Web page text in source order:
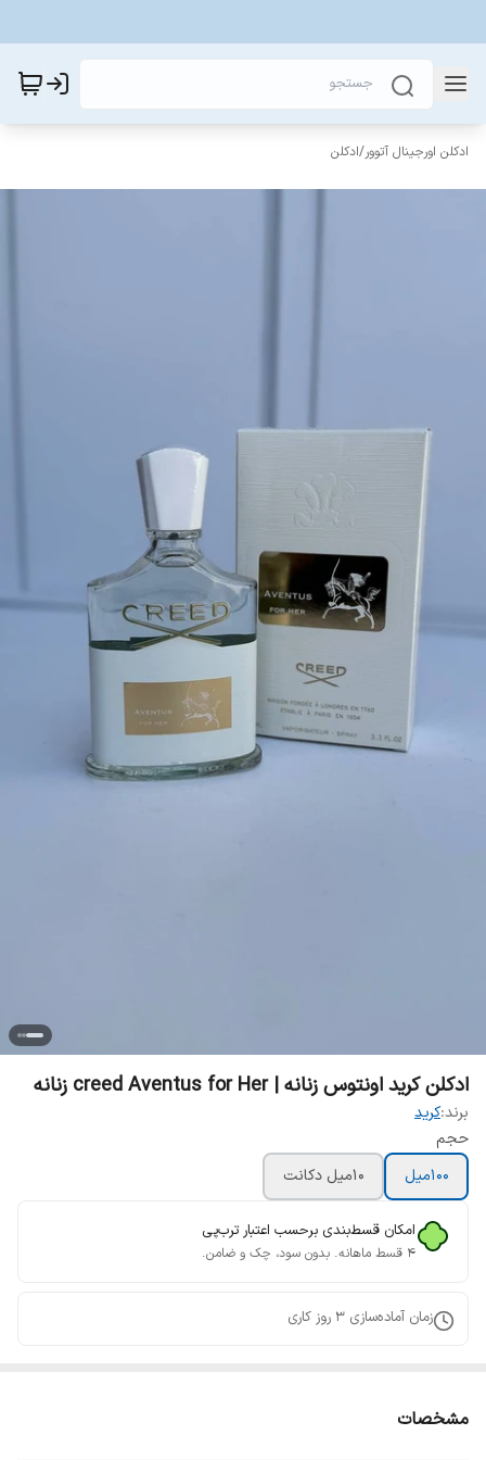
ادکلن اورجینال آتوور/ادکلن
ادکلن کرید اونتوس زنانه | creed Aventus for Her زنانه
برند:کرید
حجم
100میل
10میل دکانت
امکان قسط‌بندی برحسب اعتبار ترب‌پی
۴ قسط ماهانه. بدون سود، چک و ضامن.
زمان آماده‌سازی 3 روز کاری
مشخصات